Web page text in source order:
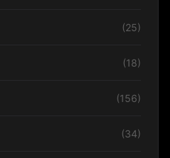
(25)
(18)
(156)
(34)